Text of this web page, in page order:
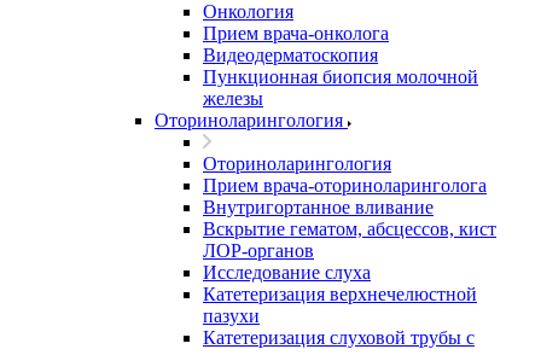
Онкология
Прием врача-онколога
Видеодерматоскопия
Пункционная биопсия молочной
железы
Оториноларингология
Оториноларингология
Прием врача-оториноларинголога
Внутригортанное вливание
Вскрытие гематом, абсцессов, кист
ЛОР-органов
Исследование слуха
Катетеризация верхнечелюстной
пазухи
Катетеризация слуховой трубы с